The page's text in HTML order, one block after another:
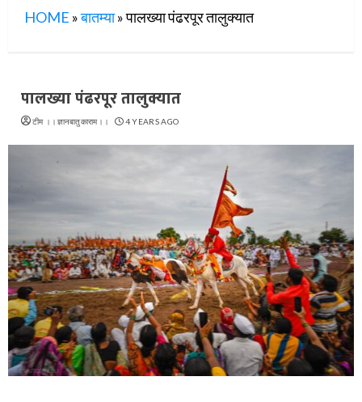
HOME »बातम्या»पालख्या पंढरपूर तालुक्यात
पालख्या पंढरपूर तालुक्यात
टीम ।।ज्ञानबातुकाराम।। 4 YEARS AGO